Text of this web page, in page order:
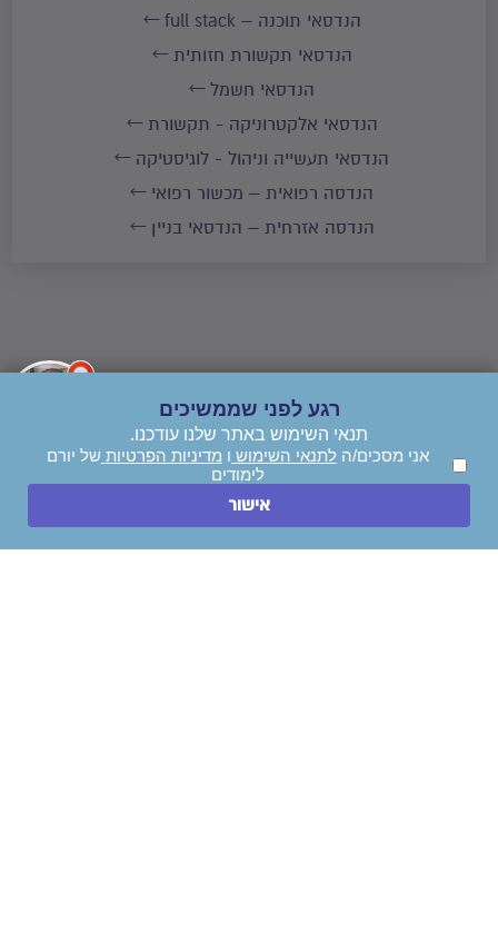
הנדסאי תוכנה – full stack
הנדסאי תקשורת חזותית
הנדסאי חשמל
הנדסאי אלקטרוניקה - תקשורת
הנדסאי תעשייה וניהול - לוגיסטיקה
הנדסה רפואית – מכשור רפואי
הנדסה אזרחית – הנדסאי בניין
רגע לפני שממשיכים
תנאי השימוש באתר שלנו עודכנו.
אני מסכים/ה לתנאי השימוש ו מדיניות הפרטיות של יורם
לימודים
אישור